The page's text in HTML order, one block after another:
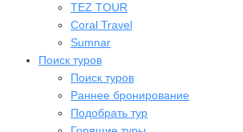
TEZ TOUR
Coral Travel
Sumnar
Поиск туров
Поиск туров
Раннее бронирование
Подобрать тур